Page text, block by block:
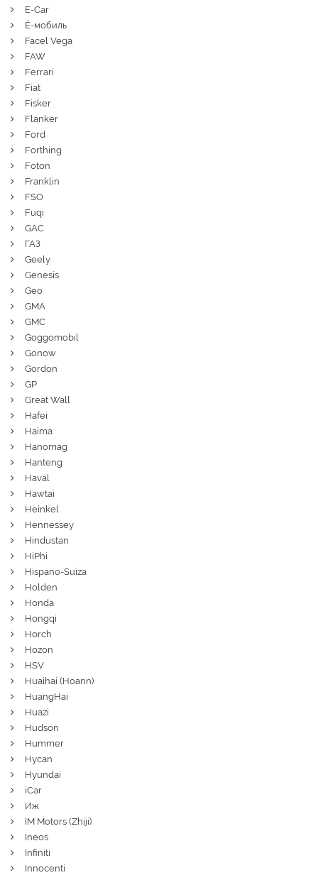
E-Car
Ё-мобиль
Facel Vega
FAW
Ferrari
Fiat
Fisker
Flanker
Ford
Forthing
Foton
Franklin
FSO
Fuqi
GAC
ГАЗ
Geely
Genesis
Geo
GMA
GMC
Goggomobil
Gonow
Gordon
GP
Great Wall
Hafei
Haima
Hanomag
Hanteng
Haval
Hawtai
Heinkel
Hennessey
Hindustan
HiPhi
Hispano-Suiza
Holden
Honda
Hongqi
Horch
Hozon
HSV
Huaihai (Hoann)
HuangHai
Huazi
Hudson
Hummer
Hycan
Hyundai
iCar
Иж
IM Motors (Zhiji)
Ineos
Infiniti
Innocenti